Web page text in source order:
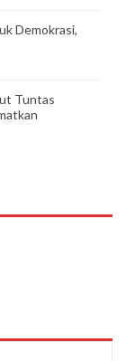
Demokrasi,
Tuntas